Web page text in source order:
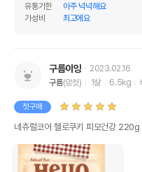
유통기한
아주 넉넉해요
가성비
최고에요
구름이잉
2023.02.16
구름(암컷) 1살 6.5kg
첫구매
네츄럴코어 헬로쿠키 피모건강 220g